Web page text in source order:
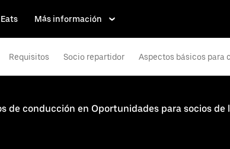
Más información
Requisitos Socio repartidor Aspectos básicos para
de conducción en Oportunidades para socios de